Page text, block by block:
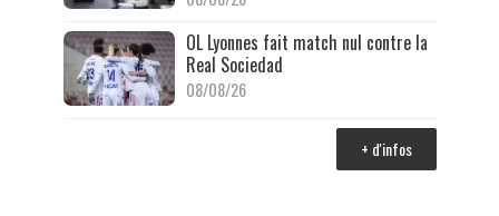
OL Lyonnes fait match nul contre la
Real Sociedad
08/08/26
+ d'infos